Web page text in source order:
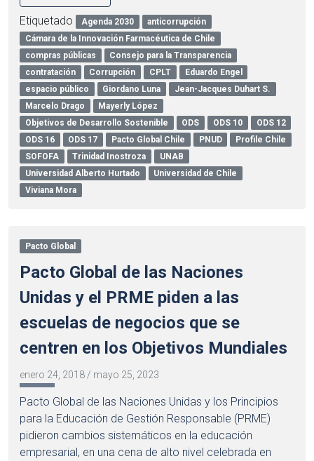
Etiquetado Agenda 2030
anticorrupción
Cámara de la Innovación Farmacéutica de Chile
compras públicas
Consejo para la Transparencia
contratación
Corrupción CPLT
Eduardo Engel
espacio público
Giordano Luna
Jean-Jacques Duhart S.
Marcelo Drago
Mayerly López
Objetivos de Desarrollo Sostenible
ODS ODS 10
ODS 12
ODS 16
ODS 17 Pacto Global Chile PNUD
Profile Chile
SOFOFA
Trinidad Inostroza
UNAB
Universidad Alberto Hurtado
Universidad de Chile
Viviana Mora
Pacto Global
Pacto Global de las Naciones
Unidas y el PRME piden a las
escuelas de negocios que se
centren en los Objetivos Mundiales
enero 24, 2018 / mayo 25, 2023
Pacto Global de las Naciones Unidas y los Principios
para la Educación de Gestión Responsable (PRME)
pidieron cambios sistemáticos en la educación
empresarial, en una cena de alto nivel celebrada en